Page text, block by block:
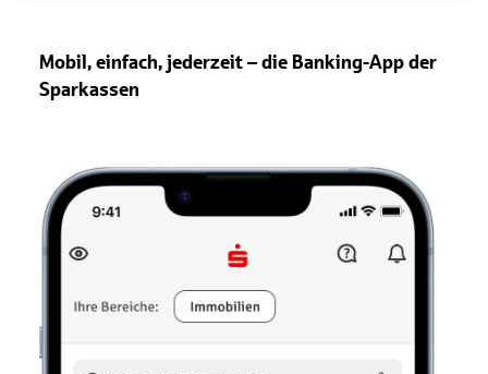
Mobil, einfach, jederzeit – die Banking-App der
Sparkassen